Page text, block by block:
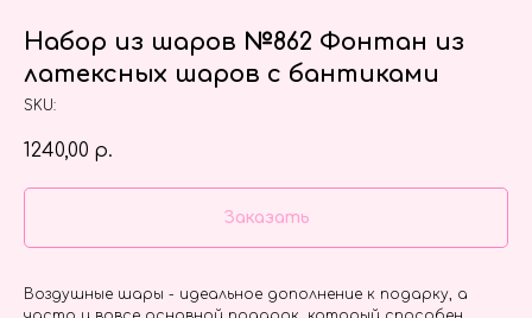
Набор из шаров №862 Фонтан из
латексных шаров с бантиками
SKU:
1240,00 р.
Заказать
Воздушные шары - идеальное дополнение к подарку, а